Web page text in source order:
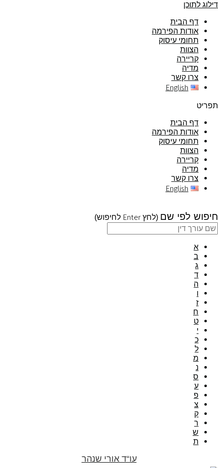
דילוג לתוכן
דף הבית
אודות הפירמה
תחומי עיסוק
הצוות
קריירה
מדיה
צרו קשר
English
תפריט
דף הבית
אודות הפירמה
תחומי עיסוק
הצוות
קריירה
מדיה
צרו קשר
English
חיפוש לפי שם (לחץ Enter לחיפוש)
א
ב
ג
ד
ה
ו
ז
ח
ט
י
כ
ל
מ
נ
ס
ע
פ
צ
ק
ר
ש
ת
עו“ד אורי שנהר